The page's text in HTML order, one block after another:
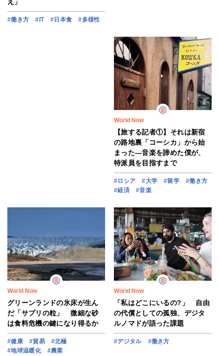
#働き方 #IT #日本食 #多様性
World Now
【旅する記者①】それは新宿
の路地裏「コーシカ」から始
まった―音楽を諦めた僕が、
特派員を目指すまで
#ロシア #大学 #留学
#働き方
#経済
#音楽
World Now
グリーンランドの氷床が生ん
だ「サプリの粒」 微細な砂
は食料危機の鍵になり得るか
#健康 #貿易
#北極
#地球温暖化
#農業
World Now
「私はどこにいるの?」 自由
の代償としての孤独、デジタ
ルノマドが語った課題
#デジタル #働き方